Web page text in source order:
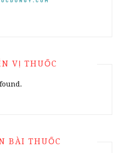
VỊ THUỐC
BÀI THUỐC